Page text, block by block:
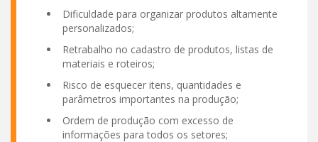
Dificuldade para organizar produtos altamente
personalizados;
Retrabalho no cadastro de produtos, listas de
materiais e roteiros;
Risco de esquecer itens, quantidades e
parâmetros importantes na produção;
Ordem de produção com excesso de
informações para todos os setores;